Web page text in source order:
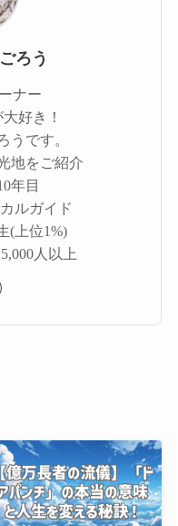
ろう
ナー
好き！
うです。
地をご紹介
年目
ルガイド
(上位1%)
人以上